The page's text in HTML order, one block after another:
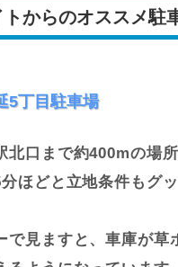
からのオススメ駐
5丁目駐車場
北口まで約400mの場
ほどと立地条件もグッ
で見ますと、車庫が草